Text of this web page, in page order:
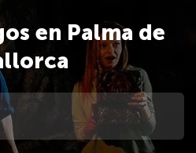
en Palma de